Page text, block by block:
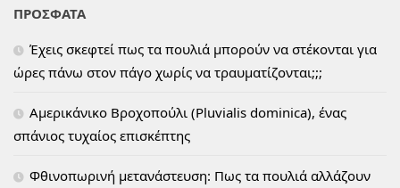
ΠΡΟΣΦΑΤΑ
Έχεις σκεφτεί πως τα πουλιά μπορούν να στέκονται για
ώρες πάνω στον πάγο χωρίς να τραυματίζονται;;;
Αμερικάνικο Βροχοπούλι (Pluvialis dominica), ένας
σπάνιος τυχαίος επισκέπτης
Φθινοπωρινή μετανάστευση: Πως τα πουλιά αλλάζουν